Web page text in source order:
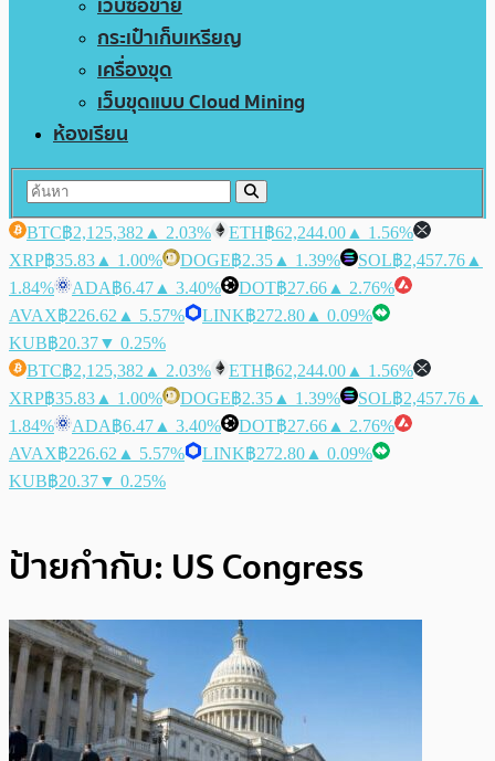
กระเป๋าเก็บเหรียญ
เครื่องขุด
เว็บขุดแบบ Cloud Mining
ห้องเรียน
BTC฿2,125,382 ▲ 2.03% ETH฿62,244.00 ▲ 1.56%
XRP฿35.83 ▲ 1.00% DOGE฿2.35 ▲ 1.39% SOL฿2,457.76 ▲
1.84%
ADA฿6.47 ▲ 3.40% DOT฿27.66 ▲ 2.76%
AVAX฿226.62 ▲ 5.57% LINK฿272.80 ▲ 0.09%
KUB฿20.37▼ 0.25%
BTC฿2,125,382 ▲ 2.03% ETH฿62,244.00 ▲ 1.56%
XRP฿35.83 ▲ 1.00% DOGE฿2.35 ▲ 1.39% SOL฿2,457.76 ▲
1.84%
ADA฿6.47 ▲ 3.40% DOT฿27.66 ▲ 2.76%
AVAX฿226.62 ▲ 5.57% LINK฿272.80 ▲ 0.09%
KUB฿20.37▼ 0.25%
ป้ายกำกับ: US Congress